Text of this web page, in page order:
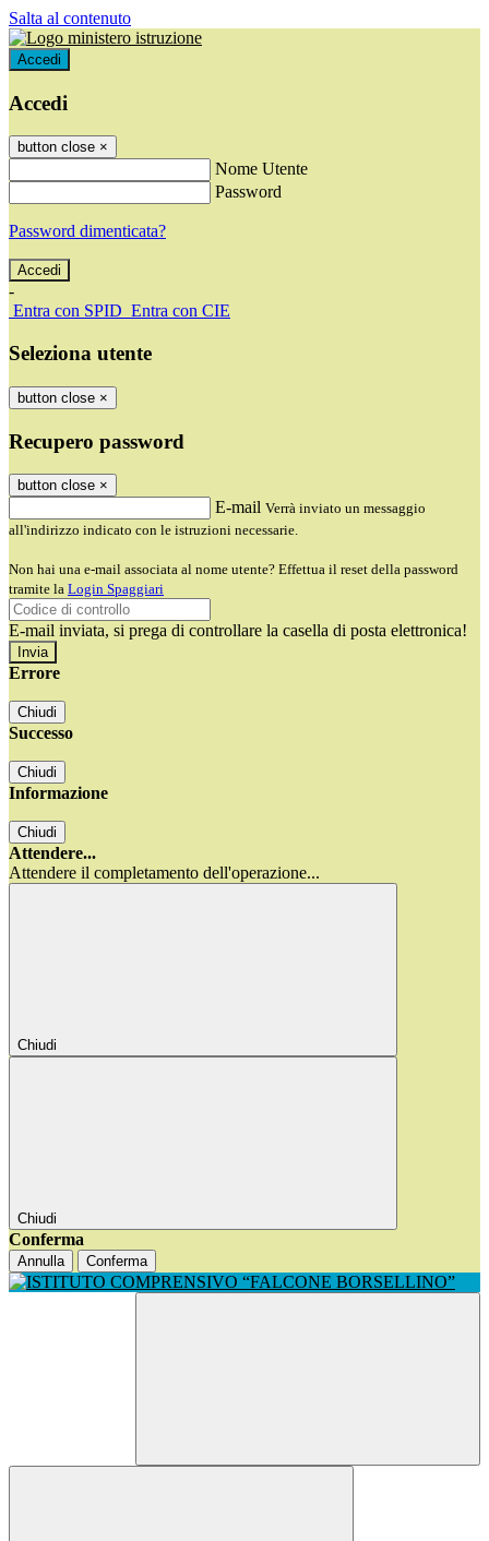
Salta al contenuto
Accedi
Accedi
button close ×
Nome Utente
Password
Password dimenticata?
-
Entra con SPID Entra con CIE
Seleziona utente
button close ×
Recupero password
button close ×
E-mail Verrà inviato un messaggio
all'indirizzo indicato con le istruzioni necessarie.
Non hai una e-mail associata al nome utente? Effettua il reset della password
tramite la Login Spaggiari
E-mail inviata, si prega di controllare la casella di posta elettronica!
Errore
Chiudi
Successo
Chiudi
Informazione
Chiudi
Attendere...
Attendere il completamento dell'operazione...
Chiudi
Chiudi
Conferma
Annulla Conferma